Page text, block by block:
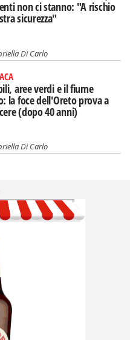
non ci stanno: "A rischio
sicurezza"
Di Carlo
aree verdi e il fiume
la foce dell'Oreto prova a
(dopo 40 anni)
Di Carlo